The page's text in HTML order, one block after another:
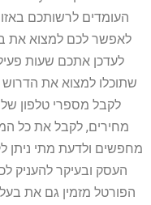
העומדים לרשותכם
לאפשר לכם למצוא את
לעדכן אתכם שעות
שתוכלו למצוא את
לקבל מספרי טלפון של
מחירים, לקבל את כל
מחפשים ולדעת מתי ניתן
העסק ובעיקר להעניק
הפורטל מזמין גם את